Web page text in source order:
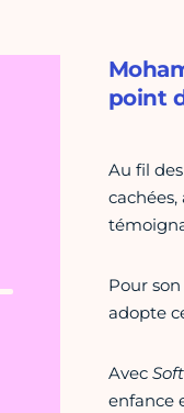
point
Au fil
Pour
adopte
Avec
enfance